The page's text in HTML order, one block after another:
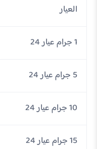
العيار
1 جرام عيار 24
5 جرام عيار 24
10 جرام عيار 24
15 جرام عيار 24